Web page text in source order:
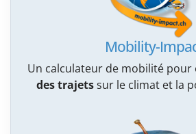
Mobility-
Un calculateur de mobilité pour
des trajetssur le climat et la